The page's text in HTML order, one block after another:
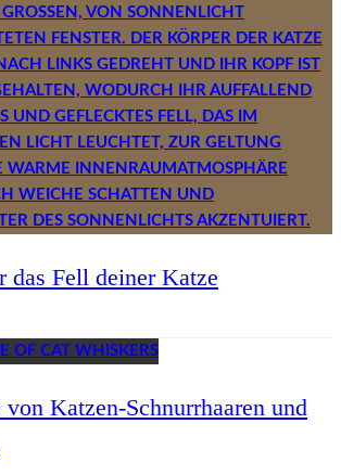
das Fell deiner Katze
Katzen-Schnurrhaaren und